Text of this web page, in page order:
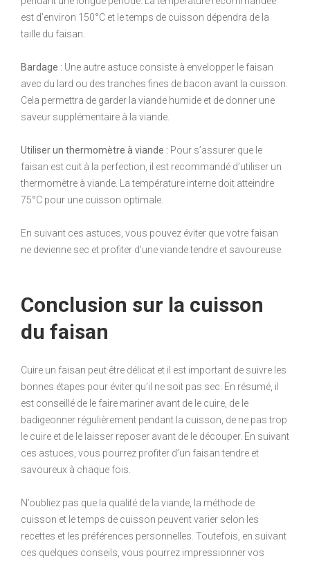
est d’environ 150°C et le temps de cuisson dépendra de la
taille du faisan.
Bardage : Une autre astuce consiste à envelopper le faisan
avec du lard ou des tranches fines de bacon avant la cuisson.
Cela permettra de garder la viande humide et de donner une
saveur supplémentaire à la viande.
Utiliser un thermomètre à viande : Pour s’assurer que le
faisan est cuit à la perfection, il est recommandé d’utiliser un
thermomètre à viande. La température interne doit atteindre
75°C pour une cuisson optimale.
En suivant ces astuces, vous pouvez éviter que votre faisan
ne devienne sec et profiter d’une viande tendre et savoureuse.
Conclusion sur la cuisson
du faisan
Cuire un faisan peut être délicat et il est important de suivre les
bonnes étapes pour éviter qu’il ne soit pas sec. En résumé, il
est conseillé de le faire mariner avant de le cuire, de le
badigeonner régulièrement pendant la cuisson, de ne pas trop
le cuire et de le laisser reposer avant de le découper. En suivant
ces astuces, vous pourrez profiter d’un faisan tendre et
savoureux à chaque fois.
N’oubliez pas que la qualité de la viande, la méthode de
cuisson et le temps de cuisson peuvent varier selon les
recettes et les préférences personnelles. Toutefois, en suivant
ces quelques conseils, vous pourrez impressionner vos